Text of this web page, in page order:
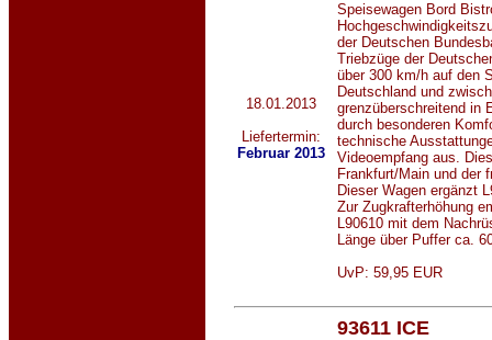
18.01.2013
Liefertermin:
Februar 2013
Speisewagen Bord
der Deutschen
Triebzüge der
über 300 km/h auf den
Deutschland und
grenzüberschreitend in
durch besonderen
technische
Videoempfang aus.
Frankfurt/Main und der
Dieser Wagen ergänzt
Zur Zugkrafterhöhung
L90610 mit dem
Länge über Puffer ca.
UvP: 59,95 EUR
93611 ICE